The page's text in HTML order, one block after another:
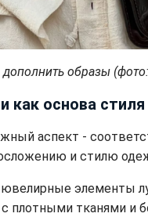
образы
как основа стиля
аспект -
и стилю
элементы
плотными тканями и